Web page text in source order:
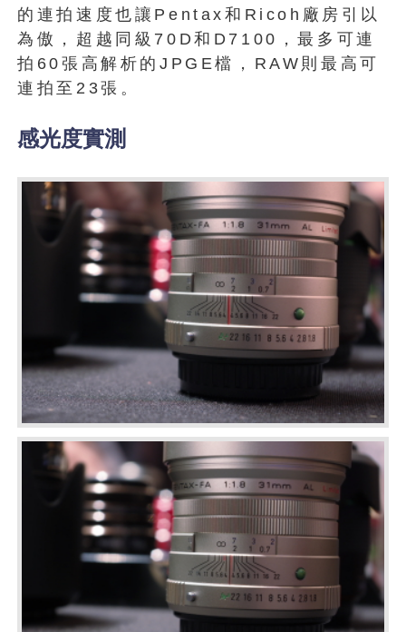
的連拍速度也讓Pentax和Ricoh廠房引以
為傲，超越同級70D和D7100，最多可連
拍60張高解析的JPGE檔，RAW則最高可
連拍至23張。
感光度實測